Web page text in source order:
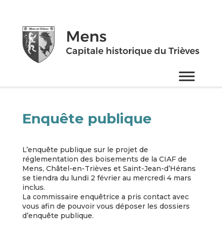
Enquête publique
L’enquête publique sur le projet de
réglementation des boisements de la CIAF de
Mens, Châtel-en-Trièves et Saint-Jean-d’Hérans
se tiendra du lundi 2 février au mercredi 4 mars
inclus.
La commissaire enquêtrice a pris contact avec
vous afin de pouvoir vous déposer les dossiers
d’enquête publique.